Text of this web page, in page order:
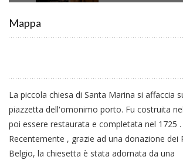
Mappa
La piccola chiesa di Santa Marina si affaccia
piazzetta dell'omonimo porto. Fu costruita
poi essere restaurata e completata nel 1725 .
Recentemente , grazie ad una donazione dei
Belgio, la chiesetta è stata adornata da una